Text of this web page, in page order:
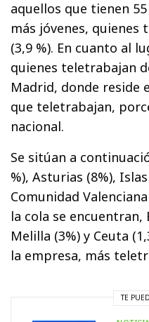
aquellos que tienen
más jóvenes, quienes
(3,9 %). En cuanto al
quienes teletrabajan
Madrid, donde reside
que teletrabajan,
nacional.
Se sitúan a
%), Asturias (8%),
Comunidad
la cola se encuentran,
Melilla (3%) y Ceuta
la empresa, más
TE